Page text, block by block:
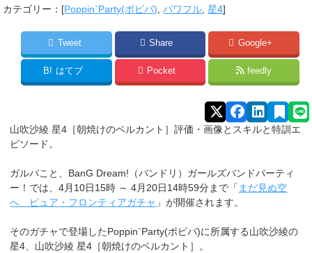
カテゴリー：[Poppin`Party(ポピパ) ,パワフル ,星4]
Tweet Share Google+
B! はてブ Pocket feedly
山吹沙綾 星4［朝焼けのベルカント］評価・画像とスキルと特訓エ
ピソード。
ガルパこと、BanG Dream!（バンドリ）ガールズバンドパーティ
ー！では、4月10日15時 ～ 4月20日14時59分まで「 まだ見ぬ空
へ ピュア・フロンティアガチャ 」が開催されます。
そのガチャで登場したPoppin`Party(ポピパ)に所属する山吹沙綾の
星4、山吹沙綾 星4［朝焼けのベルカント］。